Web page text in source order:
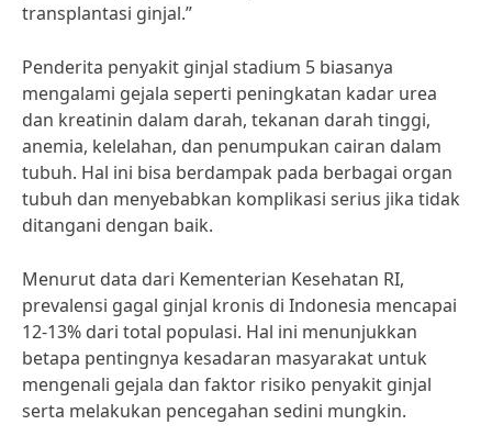
transplantasi ginjal.”
Penderita penyakit ginjal stadium 5 biasanya
mengalami gejala seperti peningkatan kadar urea
dan kreatinin dalam darah, tekanan darah tinggi,
anemia, kelelahan, dan penumpukan cairan dalam
tubuh. Hal ini bisa berdampak pada berbagai organ
tubuh dan menyebabkan komplikasi serius jika tidak
ditangani dengan baik.
Menurut data dari Kementerian Kesehatan RI,
prevalensi gagal ginjal kronis di Indonesia mencapai
12-13% dari total populasi. Hal ini menunjukkan
betapa pentingnya kesadaran masyarakat untuk
mengenali gejala dan faktor risiko penyakit ginjal
serta melakukan pencegahan sedini mungkin.